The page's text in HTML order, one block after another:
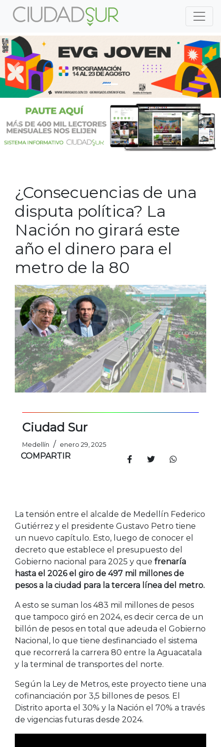
Previous
Previous
¿Consecuencias de una
disputa política? La
Nación no girará este
año el dinero para el
metro de la 80
Ciudad Sur
Medellín / enero 29, 2025
COMPARTIR
La tensión entre el alcalde de Medellín Federico
Gutiérrez y el presidente Gustavo Petro tiene
un nuevo capítulo. Esto, luego de conocer el
decreto que establece el presupuesto del
Gobierno nacional para 2025 y que frenaría
hasta el 2026 el giro de 497 mil millones de
pesos a la ciudad para la tercera línea del metro.
A esto se suman los 483 mil millones de pesos
que tampoco giró en 2024, es decir cerca de un
billón de pesos en total que adeuda el Gobierno
Nacional, lo que tiene desfinanciado el sistema
que recorrerá la carrera 80 entre la Aguacatala
y la terminal de transportes del norte.
Según la Ley de Metros, este proyecto tiene una
cofinanciación por 3,5 billones de pesos. El
Distrito aporta el 30% y la Nación el 70% a través
de vigencias futuras desde 2024.